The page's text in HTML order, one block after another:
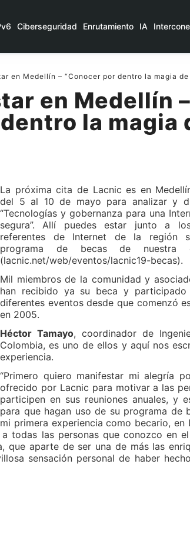
Ciberseguridad Enrutamiento IA
en Medellín – “Conocer por dentro la magia de
en Medellín –
la magia
La próxima cita de Lacnic es en
del 5 al 10 de mayo para analizar y
“Tecnologías y gobernanza para una
segura”. Allí puedes estar junto a
referentes de Internet de la región
programa de becas de nuestra
(lacnic.net/web/eventos/lacnic19-becas).
Mil miembros de la comunidad y
han recibido ya su beca y participado
diferentes eventos desde que comenzó
en 2005.
Héctor Tamayo, coordinador de
Colombia, es uno de ellos y aquí nos
experiencia.
“Primero quiero manifestar mi alegría
ofrecido por Lacnic para motivar a las
participen en sus reuniones anuales, y
para que hagan uso de su programa de
mi primera experiencia como becario, en
todas las personas que conozco en
que aparte de ser una de más las
sensación personal de haber